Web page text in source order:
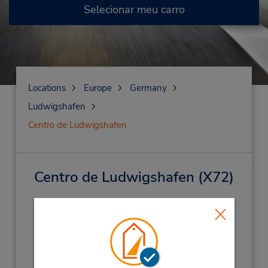
Selecionar meu carro
Locations Europe
Germany
Ludwigshafen
Centro de Ludwigshafen
Centro de Ludwigshafen (X72)
Industriestrasse 19,
67065,
Germany
(49) 0621 550080